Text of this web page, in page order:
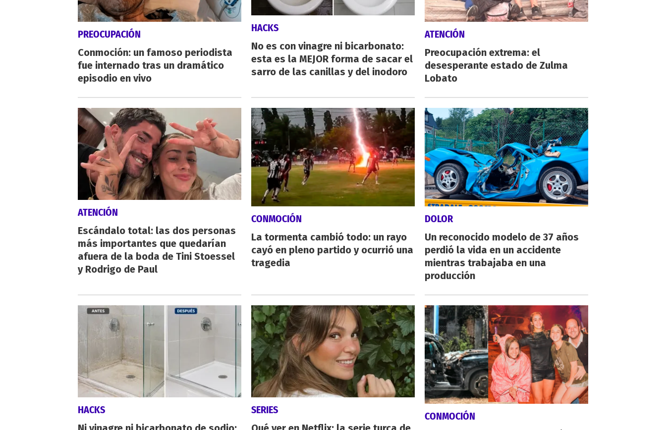
PREOCUPACIÓN
Conmoción: un famoso periodista
fue internado tras un dramático
episodio en vivo
HACKS
No es con vinagre ni bicarbonato:
esta es la MEJOR forma de sacar el
sarro de las canillas y del inodoro
ATENCIÓN
Preocupación extrema: el
desesperante estado de Zulma
Lobato
ATENCIÓN
Escándalo total: las dos personas
más importantes que quedarían
afuera de la boda de Tini Stoessel
y Rodrigo de Paul
CONMOCIÓN
La tormenta cambió todo: un rayo
cayó en pleno partido y ocurrió una
tragedia
DOLOR
Un reconocido modelo de 37 años
perdió la vida en un accidente
mientras trabajaba en una
producción
HACKS
SERIES
CONMOCIÓN